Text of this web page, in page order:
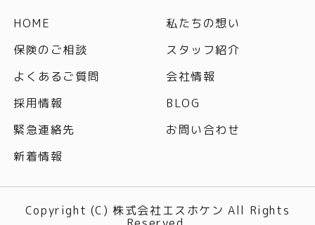
HOME
私たちの想い
保険のご相談
スタッフ紹介
よくあるご質問
会社情報
採用情報
BLOG
緊急連絡先
お問い合わせ
新着情報
Copyright (C) 株式会社エスホケン All Rights